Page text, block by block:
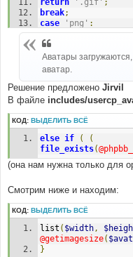
return
'.gif' ;
break;
case
'png' :
case 'image/png':
return
break;
Аватары
аватар.
Решение предложено Jirvil
В файле includes/
КОД: ВЫДЕЛИТЬ ВСЁ
else if (
(
file_exists(
(она нам нужна только для
Смотрим ниже и находим:
КОД: ВЫДЕЛИТЬ ВСЁ
list ( $width,
@getimagesize(
}